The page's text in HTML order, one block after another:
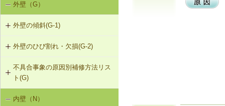
デッキプレート床の補修
F-4-701 フローリングの張替え
床の傾斜（F-1）
床のたわみ（F-2）
床鳴り（F-3）
外壁（G）
外壁の傾斜(G-1)
G-1-406 鉛直（水平）ブレースの取
替え
外壁のひび割れ・欠損(G-2)
G-2-401 外壁の張替え（ＡＬＣパネ
ル）
G-2-402 タイルの部分張替え工法
不具合事象の原因別補修方法リス
ト(G)
外壁の傾斜（G-1）
内壁（N）